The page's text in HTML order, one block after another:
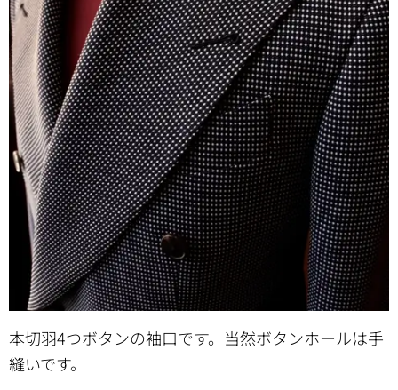
本切羽4つボタンの袖口です。当然ボタンホールは手
縫いです。